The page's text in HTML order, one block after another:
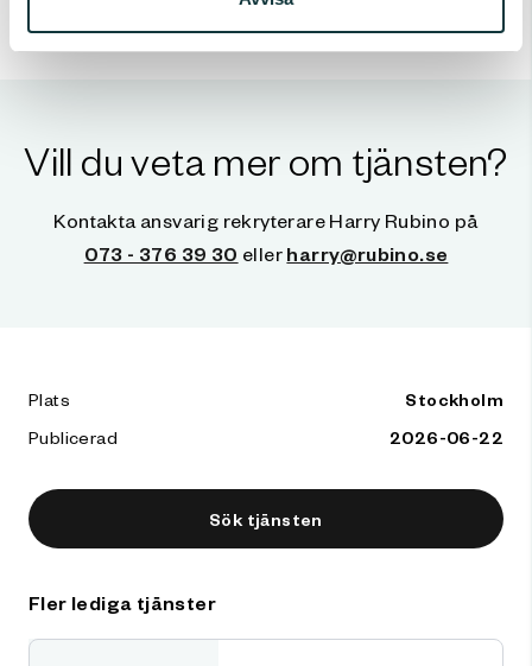
Vill du veta mer om tjänsten?
Kontakta ansvarig rekryterare Harry Rubino på
073 - 376 39 30 eller harry@rubino.se
Plats
Stockholm
Publicerad
2026-06-22
Sök tjänsten
Fler lediga tjänster